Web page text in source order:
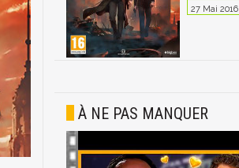
27 Mai 2016
À NE PAS MANQUER